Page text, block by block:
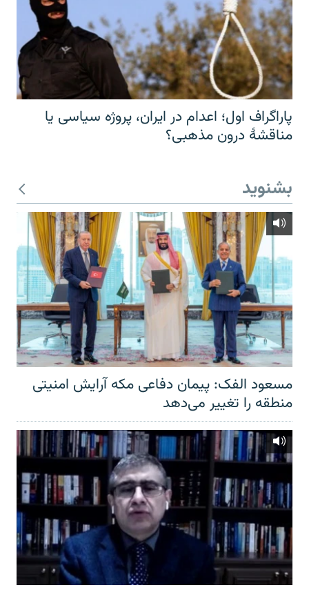
پاراگراف اول؛ اعدام در ایران، پروژه سیاسی یا
مناقشهٔ درون مذهبی؟
بشنوید
مسعود الفک: پیمان دفاعی مکه آرایش امنیتی
منطقه را تغییر می‌دهد